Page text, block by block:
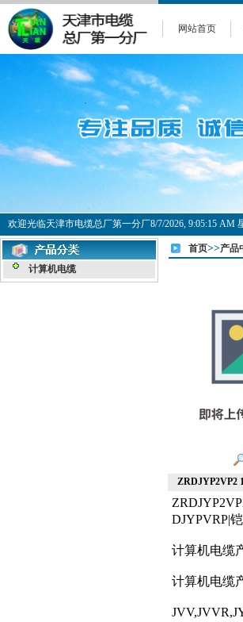
网站首页
欢迎光临天津市电缆总厂第一分厂8/7/2026, 9:05:16 AM
计算机电缆
首页>>产品
ZRDJYP2VP2
DJYPVRP|
计算机电缆
计算机电缆